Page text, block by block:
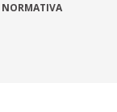
NORMATIVA